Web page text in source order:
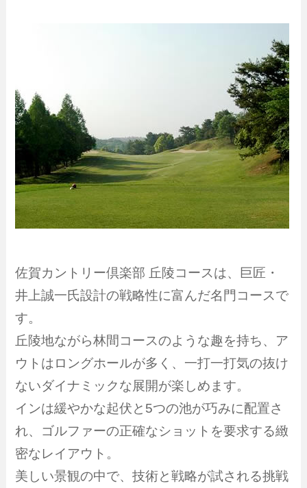
佐賀カントリー倶楽部 丘陵コースは、巨匠・
井上誠一氏設計の戦略性に富んだ名門コースで
す。
丘陵地ながら林間コースのような趣を持ち、ア
ウトはロングホールが多く、一打一打気の抜け
ないダイナミックな展開が楽しめます。
インは緩やかな起伏と5つの池が巧みに配置さ
れ、ゴルファーの正確なショットを要求する緻
密なレイアウト。
美しい景観の中で、技術と戦略が試される挑戦